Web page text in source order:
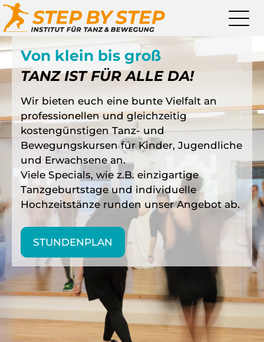
Von klein bis groß
TANZ IST FÜR ALLE DA!
Wir bieten euch eine bunte Vielfalt an
professionellen und gleichzeitig
kostengünstigen Tanz- und
Bewegungskursen für Kinder, Jugendliche
und Erwachsene an.
Viele Specials, wie z.B. einzigartige
Tanzgeburtstage und individuelle
Hochzeitstänze runden unser Angebot ab.
STUNDENPLAN